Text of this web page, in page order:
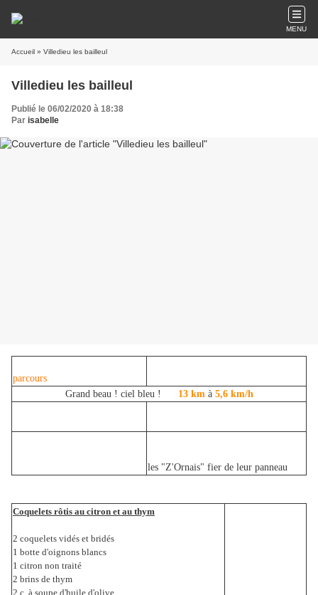
MENU
Accueil » Villedieu les bailleul
Villedieu les bailleul
Publié le 06/02/2020 à 18:38
Par isabelle
parcours
Grand beau ! ciel bleu ! 13 kmà 5,6 km/h
les "Z'Ornais" fier de leur panneau
Coquelets rôtis au citron et au thym
2 coquelets vidés et bridés
1 botte d'oignons blancs
1 citron non traité
2 brins de thym
2 c. à soupe d'huile d'olive